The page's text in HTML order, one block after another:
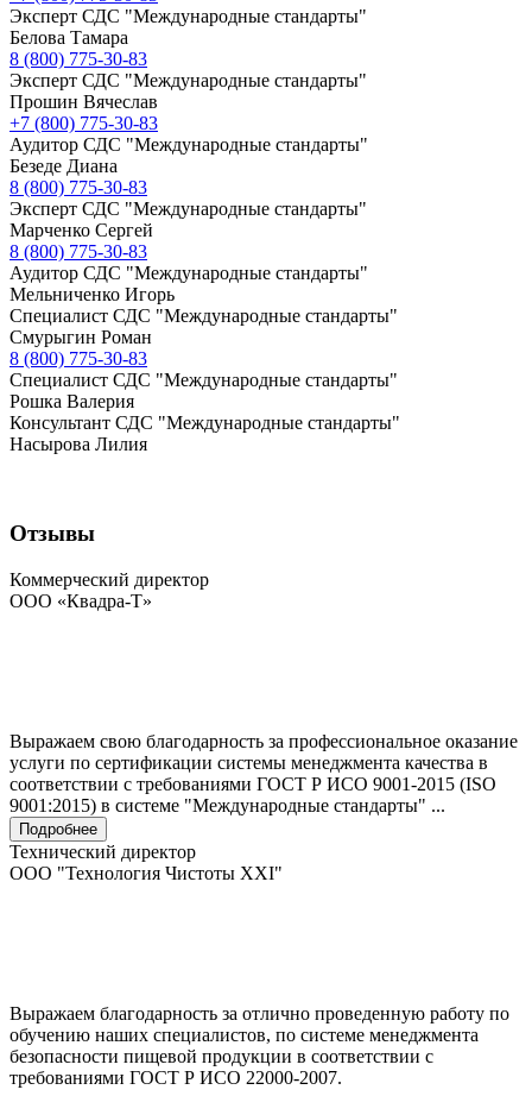
Эксперт СДС "Международные стандарты"
Белова Тамара
8 (800) 775-30-83
Эксперт СДС "Международные стандарты"
Прошин Вячеслав
+7 (800) 775-30-83
Аудитор СДС "Международные стандарты"
Безеде Диана
8 (800) 775-30-83
Эксперт СДС "Международные стандарты"
Марченко Сергей
8 (800) 775-30-83
Аудитор СДС "Международные стандарты"
Мельниченко Игорь
Специалист СДС "Международные стандарты"
Смурыгин Роман
8 (800) 775-30-83
Специалист СДС "Международные стандарты"
Рошка Валерия
Консультант СДС "Международные стандарты"
Насырова Лилия
Отзывы
Коммерческий директор
ООО «Квадра-Т»
Выражаем свою благодарность за профессиональное оказание
услуги по сертификации системы менеджмента качества в
соответствии с требованиями ГОСТ Р ИСО 9001-2015 (ISO
9001:2015) в системе "Международные стандарты" ...
Подробнее
Технический директор
ООО "Технология Чистоты XXI"
Выражаем благодарность за отлично проведенную работу по
обучению наших специалистов, по системе менеджмента
безопасности пищевой продукции в соответствии с
требованиями ГОСТ Р ИСО 22000-2007.